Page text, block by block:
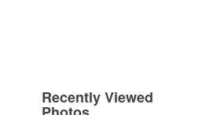
Recently Viewed